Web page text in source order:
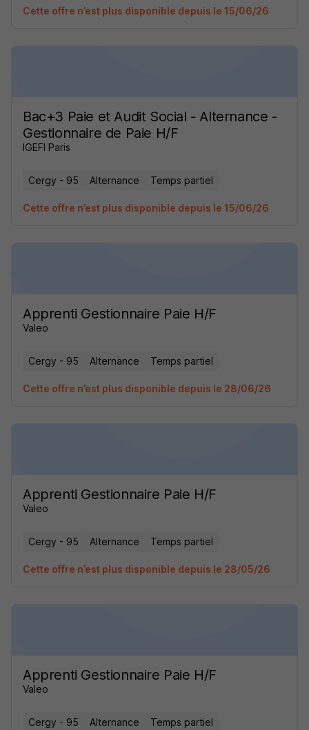
Cette offre n’est plus disponible depuis le 15/06/26
Bac+3 Paie et Audit Social - Alternance -
Gestionnaire de Paie H/F
IGEFI Paris
Cergy - 95 Alternance Temps partiel
Cette offre n’est plus disponible depuis le 15/06/26
Apprenti Gestionnaire Paie H/F
Valeo
Cergy - 95 Alternance Temps partiel
Cette offre n’est plus disponible depuis le 28/06/26
Apprenti Gestionnaire Paie H/F
Valeo
Cergy - 95 Alternance Temps partiel
Cette offre n’est plus disponible depuis le 28/05/26
Apprenti Gestionnaire Paie H/F
Valeo
Cergy - 95 Alternance Temps partiel